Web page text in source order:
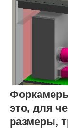
это, для
размеры,